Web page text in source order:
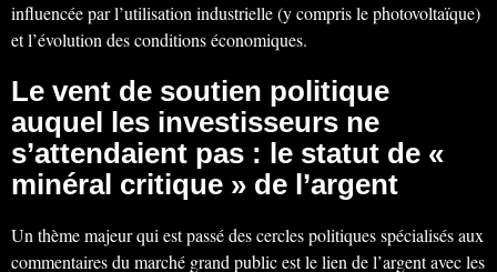
influencée par l’utilisation industrielle (y compris le photovoltaïque)
et l’évolution des conditions économiques.
Le vent de soutien politique
auquel les investisseurs ne
s’attendaient pas : le statut de «
minéral critique » de l’argent
Un thème majeur qui est passé des cercles politiques spécialisés aux
commentaires du marché grand public est le lien de l’argent avec les